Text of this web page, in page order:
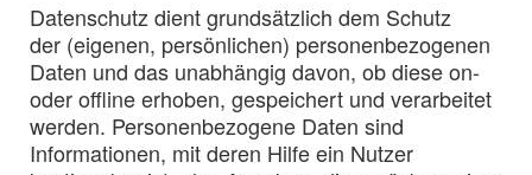
Datenschutz dient grundsätzlich dem Schutz
der (eigenen, persönlichen) personenbezogenen
Daten und das unabhängig davon, ob diese on-
oder offline erhoben, gespeichert und verarbeitet
werden. Personenbezogene Daten sind
Informationen, mit deren Hilfe ein Nutzer